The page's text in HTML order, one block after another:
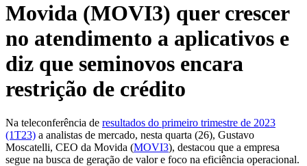
Movida (MOVI3) quer crescer
no atendimento a aplicativos e
diz que seminovos encara
restrição de crédito
Na teleconferência de resultados do primeiro trimestre de 2023
(1T23) a analistas de mercado, nesta quarta (26), Gustavo
Moscatelli, CEO da Movida (MOVI3), destacou que a empresa
segue na busca de geração de valor e foco na eficiência operacional.